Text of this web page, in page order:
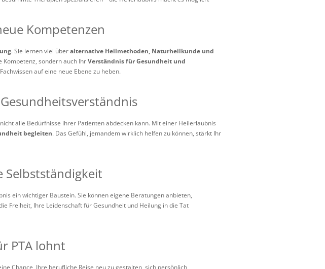
Kompetenzen
. Sie lernen viel überalternative Heilmethoden, Naturheilkunde und
sondern auch IhrVerständnis für Gesundheit und
auf eine neue Ebene zu heben.
alle Bedürfnisse ihrer Patienten abdecken kann. Mit einer Heilerlaubnis
begleiten. Das Gefühl, jemandem wirklich helfen zu können, stärkt Ihr
Selbstständigkeit
ein wichtiger Baustein. Sie können eigene Beratungen anbieten,
Freiheit, Ihre Leidenschaft für Gesundheit und Heilung in die Tat
PTA lohnt
Chance, Ihre berufliche Reise neu zu gestalten, sich persönlich